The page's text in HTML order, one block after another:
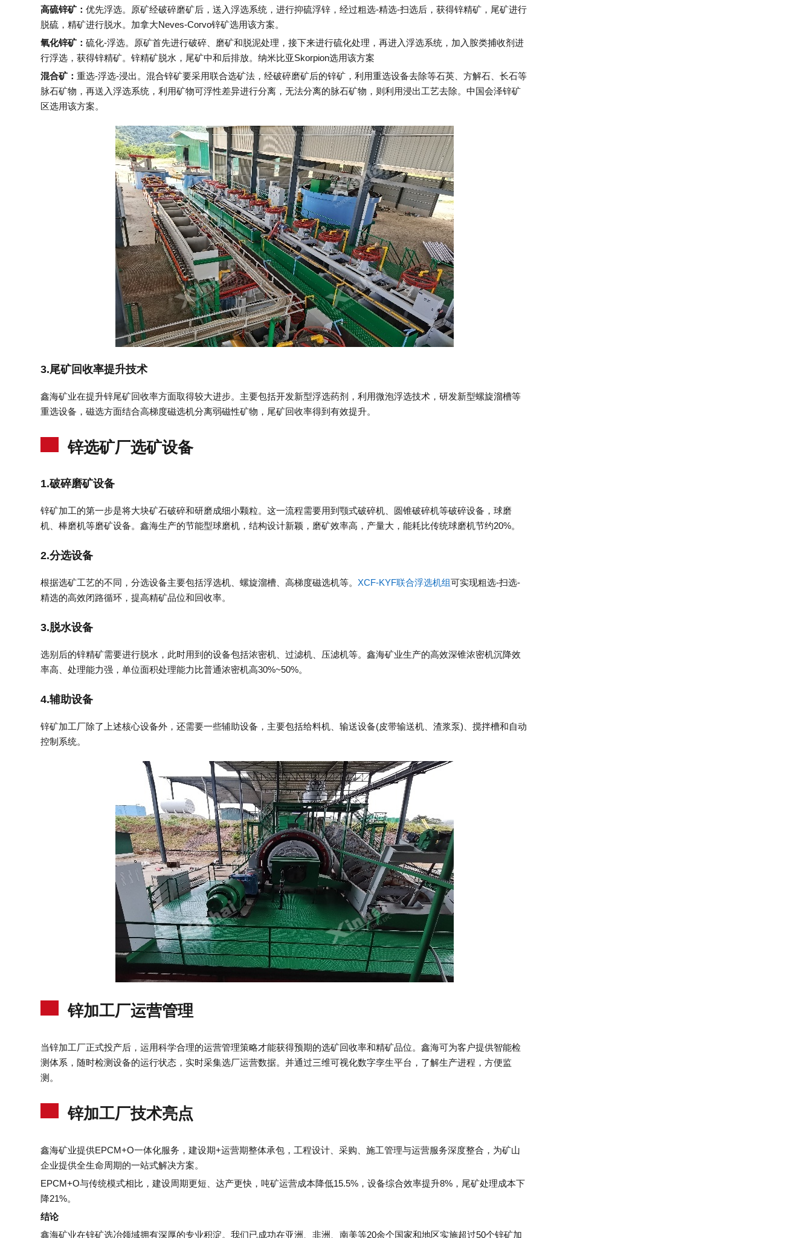
高硫锌矿：优先浮选。原矿经破碎磨矿后，送入浮选系统，进行抑硫浮锌，经过粗选-精选-扫选后，获得锌精矿，尾矿进行
脱硫，精矿进行脱水。加拿大Neves-Corvo锌矿选用该方案。
氧化锌矿：硫化-浮选。原矿首先进行破碎、磨矿和脱泥处理，接下来进行硫化处理，再进入浮选系统，加入胺类捕收剂进
行浮选，获得锌精矿。锌精矿脱水，尾矿中和后排放。纳米比亚Skorpion选用该方案
混合矿：重选-浮选-浸出。混合锌矿要采用联合选矿法，经破碎磨矿后的锌矿，利用重选设备去除等石英、方解石、长石等
脉石矿物，再送入浮选系统，利用矿物可浮性差异进行分离，无法分离的脉石矿物，则利用浸出工艺去除。中国会泽锌矿
区选用该方案。
3.尾矿回收率提升技术
鑫海矿业在提升锌尾矿回收率方面取得较大进步。主要包括开发新型浮选药剂，利用微泡浮选技术，研发新型螺旋溜槽等
重选设备，磁选方面结合高梯度磁选机分离弱磁性矿物，尾矿回收率得到有效提升。
锌选矿厂选矿设备
1.破碎磨矿设备
锌矿加工的第一步是将大块矿石破碎和研磨成细小颗粒。这一流程需要用到颚式破碎机、圆锥破碎机等破碎设备，球磨
机、棒磨机等磨矿设备。鑫海生产的节能型球磨机，结构设计新颖，磨矿效率高，产量大，能耗比传统球磨机节约20%。
2.分选设备
根据选矿工艺的不同，分选设备主要包括浮选机、螺旋溜槽、高梯度磁选机等。 XCF-KYF联合浮选机组可实现粗选-扫选-
精选的高效闭路循环，提高精矿品位和回收率。
3.脱水设备
选别后的锌精矿需要进行脱水，此时用到的设备包括浓密机、过滤机、压滤机等。鑫海矿业生产的高效深锥浓密机沉降效
率高、处理能力强，单位面积处理能力比普通浓密机高30%~50%。
4.辅助设备
锌矿加工厂除了上述核心设备外，还需要一些辅助设备，主要包括给料机、输送设备(皮带输送机、渣浆泵)、搅拌槽和自动
控制系统。
锌加工厂运营管理
当锌加工厂正式投产后，运用科学合理的运营管理策略才能获得预期的选矿回收率和精矿品位。鑫海可为客户提供智能检
测体系，随时检测设备的运行状态，实时采集选厂运营数据。并通过三维可视化数字孪生平台，了解生产进程，方便监
测。
锌加工厂技术亮点
鑫海矿业提供EPCM+O一体化服务，建设期+运营期整体承包，工程设计、采购、施工管理与运营服务深度整合，为矿山
企业提供全生命周期的一站式解决方案。
EPCM+O与传统模式相比，建设周期更短、达产更快，吨矿运营成本降低15.5%，设备综合效率提升8%，尾矿处理成本下
降21%。
结论
鑫海矿业在锌矿选冶领域拥有深厚的专业积淀。我们已成功在亚洲、非洲、南美等20余个国家和地区实施超过50个锌矿加